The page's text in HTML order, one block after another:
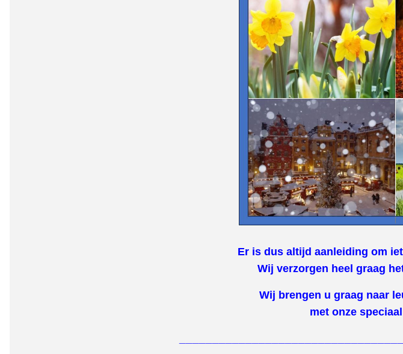
Er is dus altijd aanleiding om
Wij verzorgen heel graag
Wij brengen u graag naar
met onze